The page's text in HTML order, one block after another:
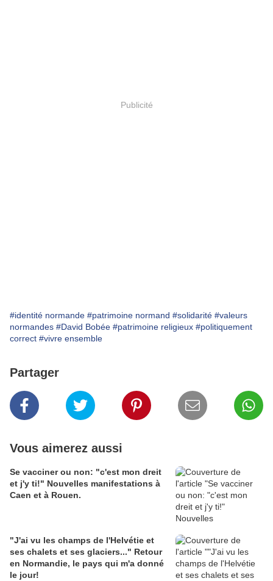
Publicité
#identité normande #patrimoine normand #solidarité #valeurs
normandes #David Bobée #patrimoine religieux #politiquement
correct #vivre ensemble
Partager
Vous aimerez aussi
Se vacciner ou non: "c'est mon dreit
et j'y ti!" Nouvelles manifestations à
Caen et à Rouen.
"J'ai vu les champs de l'Helvétie et
ses chalets et ses glaciers..." Retour
en Normandie, le pays qui m'a donné
le jour!